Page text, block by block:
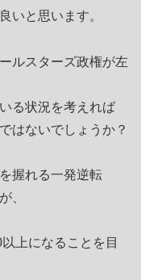
いと思います。
ルスターズ政権が左
る状況を考えれば
はないでしょうか？
握れる一発逆転
、
上になることを目